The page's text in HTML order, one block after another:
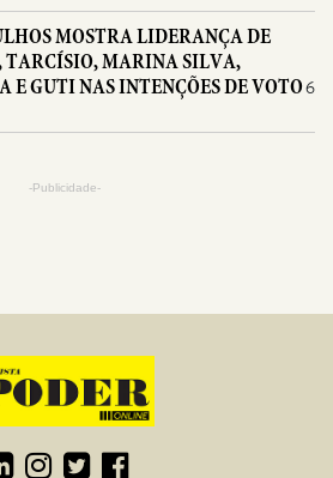
MOSTRA LIDERANÇA DE
TARCÍSIO, MARINA SILVA,
E GUTI NAS INTENÇÕES DE VOTO6
-Publicidade-